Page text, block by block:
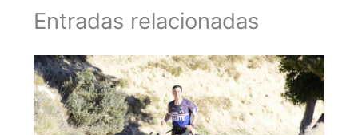
Entradas relacionadas